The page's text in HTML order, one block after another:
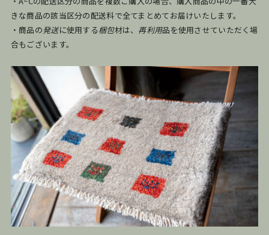
きな商品の該当区分の配送料で全てまとめてお届けいたします。
・商品の発送に使用する梱包材は、 再利用品を使用させていただく場
合もございます。